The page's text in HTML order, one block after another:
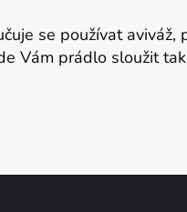
se používat
Vám prádlo sloužit